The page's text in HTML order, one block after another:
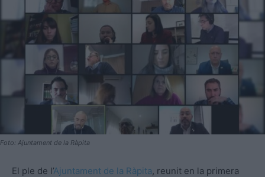
Foto: Ajuntament de la Ràpita
El ple de l’Ajuntament de la Ràpita, reunit en la primera